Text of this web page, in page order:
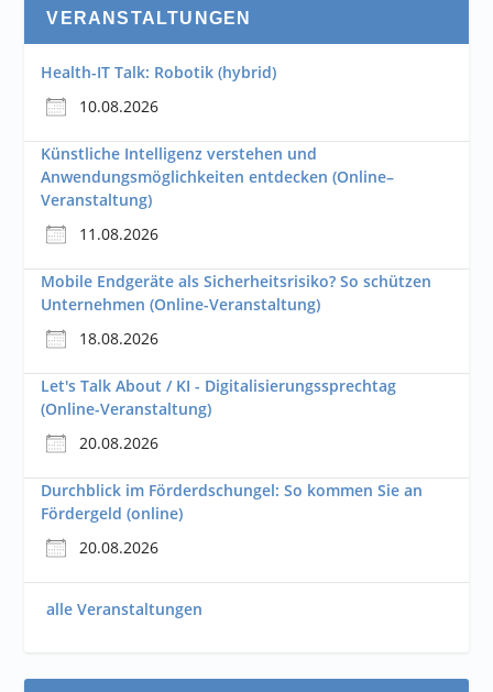
VERANSTALTUNGEN
Health-IT Talk: Robotik (hybrid)
10.08.2026
Künstliche Intelligenz verstehen und
Anwendungsmöglichkeiten entdecken (Online–
Veranstaltung)
11.08.2026
Mobile Endgeräte als Sicherheitsrisiko? So schützen
Unternehmen (Online-Veranstaltung)
18.08.2026
Let's Talk About / KI - Digitalisierungssprechtag
(Online-Veranstaltung)
20.08.2026
Durchblick im Förderdschungel: So kommen Sie an
Fördergeld (online)
20.08.2026
alle Veranstaltungen